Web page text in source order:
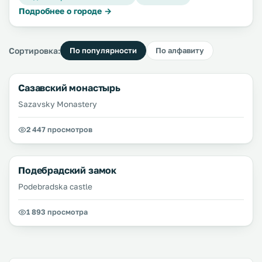
Подробнее о городе →
Сортировка: По популярности По алфавиту
Сазавский монастырь
Sazavsky Monastery
2 447 просмотров
Подебрадский замок
Podebradska castle
1 893 просмотра